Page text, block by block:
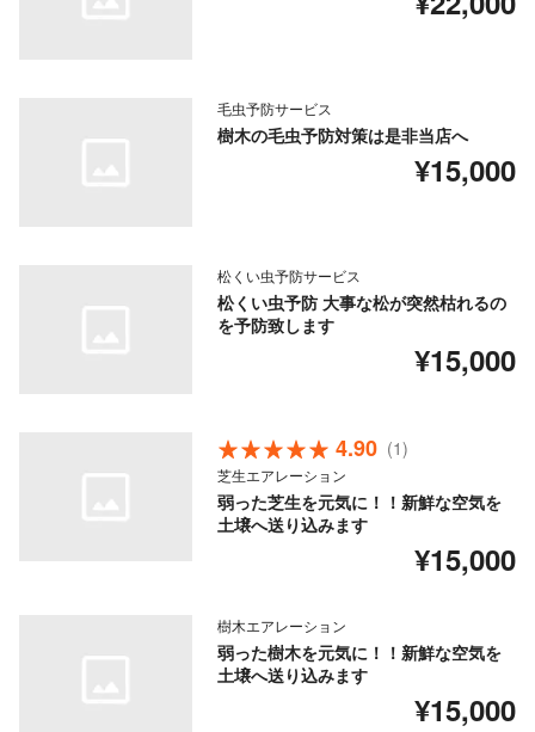
毛虫予防サービス
樹木の毛虫予防対策は是非当店へ
¥15,000
松くい虫予防サービス
松くい虫予防 大事な松が突然枯れるの
を予防致します
¥15,000
4.90 (1)
芝生エアレーション
弱った芝生を元気に！！新鮮な空気を
土壌へ送り込みます
¥15,000
樹木エアレーション
弱った樹木を元気に！！新鮮な空気を
土壌へ送り込みます
¥15,000